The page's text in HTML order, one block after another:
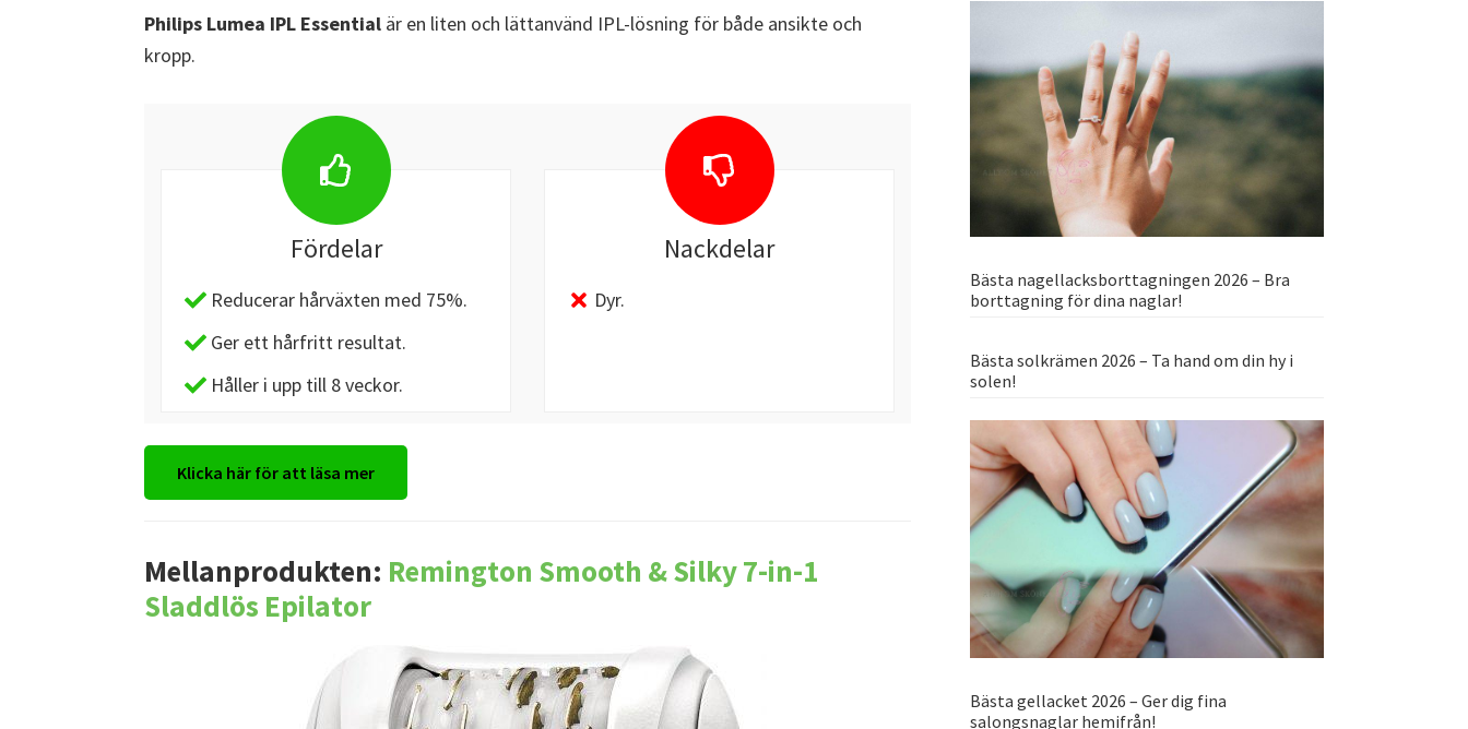
Philips Lumea IPL Essential är en liten och lättanvänd IPL-lösning för både ansikte och
kropp.
Fördelar
Reducerar hårväxten med 75%.
Ger ett hårfritt resultat.
Håller i upp till 8 veckor.
Nackdelar
Dyr.
Klicka här för att läsa mer
Mellanprodukten: Remington Smooth & Silky 7-in-1
Sladdlös Epilator
Bästa nagellacksborttagningen 2026 – Bra
borttagning för dina naglar!
Bästa solkrämen 2026 – Ta hand om din hy i
solen!
Bästa gellacket 2026 – Ger dig fina
salongsnaglar hemifrån!